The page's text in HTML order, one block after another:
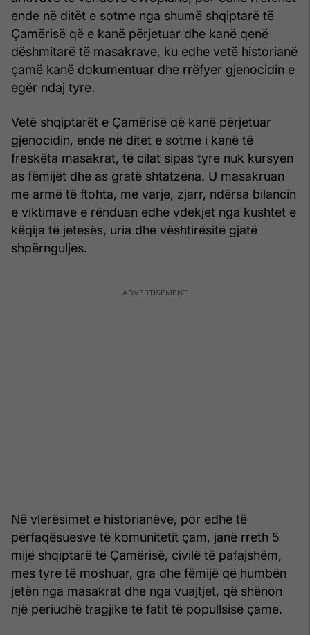
ende në ditët e sotme nga shumë shqiptarë të
Çamërisë që e kanë përjetuar dhe kanë qenë
dëshmitarë të masakrave, ku edhe vetë historianë
çamë kanë dokumentuar dhe rrëfyer gjenocidin e
egër ndaj tyre.
Vetë shqiptarët e Çamërisë që kanë përjetuar
gjenocidin, ende në ditët e sotme i kanë të
freskëta masakrat, të cilat sipas tyre nuk kursyen
as fëmijët dhe as gratë shtatzëna. U masakruan
me armë të ftohta, me varje, zjarr, ndërsa bilancin
e viktimave e rënduan edhe vdekjet nga kushtet e
këqija të jetesës, uria dhe vështirësitë gjatë
shpërnguljes.
Në vlerësimet e historianëve, por edhe të
përfaqësuesve të komunitetit çam, janë rreth 5
mijë shqiptarë të Çamërisë, civilë të pafajshëm,
mes tyre të moshuar, gra dhe fëmijë që humbën
jetën nga masakrat dhe nga vuajtjet, që shënon
një periudhë tragjike të fatit të popullsisë çame.